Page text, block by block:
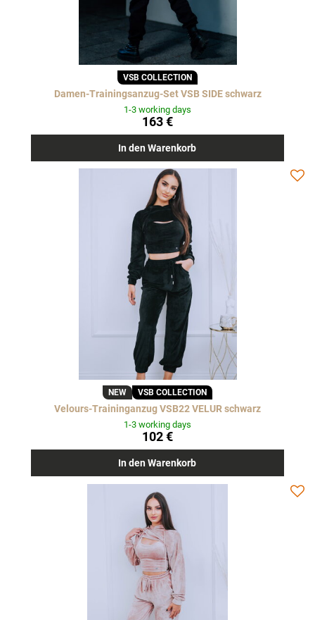
VSB COLLECTION
Damen-Trainingsanzug-Set VSB SIDE schwarz
1-3 working days
163 €
In den Warenkorb
NEW VSB COLLECTION
Velours-Traininganzug VSB22 VELUR schwarz
1-3 working days
102 €
In den Warenkorb